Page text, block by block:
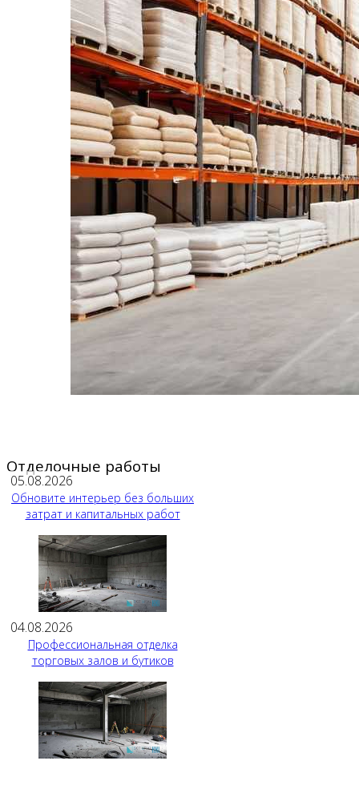
Отделочные работы
05.08.2026
Обновите интерьер без больших
затрат и капитальных работ
04.08.2026
Профессиональная отделка
торговых залов и бутиков